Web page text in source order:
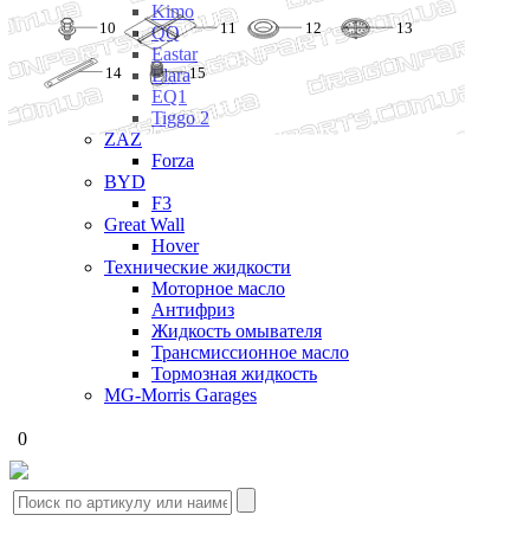
Kimo
QQ
Eastar
Elara
EQ1
Tiggo 2
ZAZ
Forza
BYD
F3
Great Wall
Hover
Технические жидкости
Моторное масло
Антифриз
Жидкость омывателя
Трансмиссионное масло
Тормозная жидкость
MG-Morris Garages
0
10 11 12 13
14 15